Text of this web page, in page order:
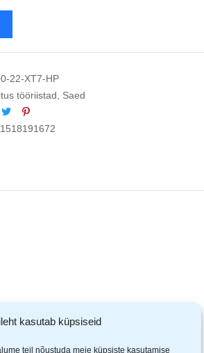
kasutab küpsiseid
teil nõustuda meie küpsiste kasutamise
22-XT7-HP
tööriistad, Saed